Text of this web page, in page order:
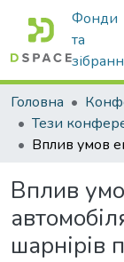
Фонди
та
Головна
Тези
Вплив
шарнірів